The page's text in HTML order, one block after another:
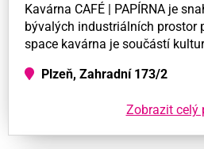
Kavárna CAFÉ | PAPÍRNA je
bývalých industriálních prostor
space kavárna je součástí
Plzeň, Zahradní 173/2
Zobrazit celý